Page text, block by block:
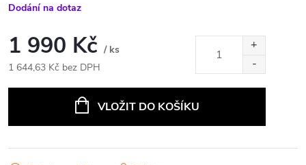
Dodání na dotaz
1 990 Kč / ks
1 644,63 Kč bez DPH
VLOŽIT DO KOŠÍKU